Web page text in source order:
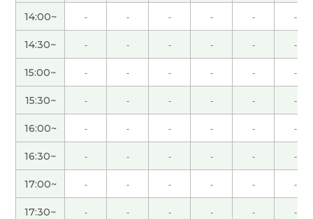
正如“多病长寿”所说、你很注意健康、所以我认为
你比我这样的人活得更久的概率更高。 另外、学习
外语具有防止认知功能下降的效果、即使大脑的一
部分因痴呆症而受损、其他神经回路似乎也能弥补
这一功能。 因为你正在学习日语和英语、所以因痴
呆症而出现问题的可能性可能比较低。
看到女儿开始学做饭真为您感到高兴。 希望她以后
能学会做各种各样的菜。
我也很开心！如果还有机会的话，我还想预约您的
课程。谢谢老师！
14:00~ - - - - - -
14:30~ - - - - - -
15:00~ - - - - - -
15:30~ - - - - - -
16:00~ - - - - - -
16:30~ - - - - - -
17:00~ - - - - - -
17:30~ - - - - - -